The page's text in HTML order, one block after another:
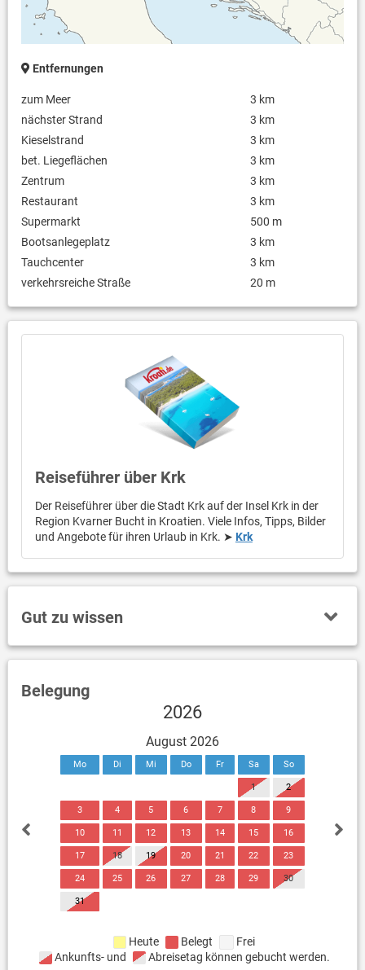
Entfernungen
zum Meer
3 km
nächster Strand
3 km
Kieselstrand
3 km
bet. Liegeflächen
3 km
Zentrum
3 km
Restaurant
3 km
Supermarkt
500 m
Bootsanlegeplatz
3 km
Tauchcenter
3 km
verkehrsreiche Straße
20 m
Reiseführer über Krk
Der Reiseführer über die Stadt Krk auf der Insel Krk in der
Region Kvarner Bucht in Kroatien. Viele Infos, Tipps, Bilder
und Angebote für ihren Urlaub in Krk. ➤ Krk
Gut zu wissen
Belegung
2026
August 2026
Mo Di Mi Do Fr Sa So
1 2
3 4 5 6 7 8 9
10 11 12 13 14 15 16
17 18 19 20 21 22 23
24 25 26 27 28 29 30
31
Heute Belegt
Frei
Ankunfts- und
Abreisetag können gebucht werden.